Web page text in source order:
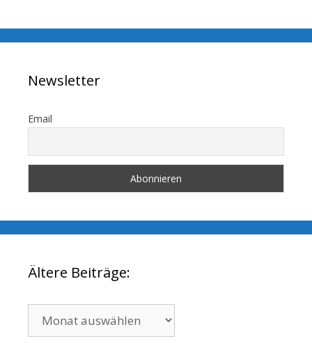
Newsletter
Email
Ältere Beiträge:
Beiträge: